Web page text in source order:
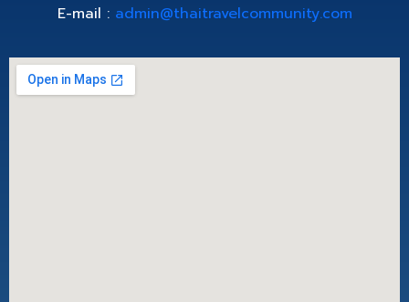
E-mail : admin@thaitravelcommunity.com